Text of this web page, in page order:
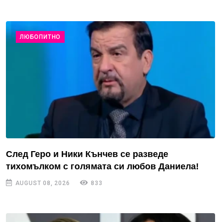
ЛЮБОПИТНО
След Геро и Ники Кънчев се разведе
тихомълком с голямата си любов Даниела!
AUGUST 08, 2026 833